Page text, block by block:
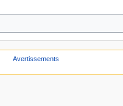
Avertissements